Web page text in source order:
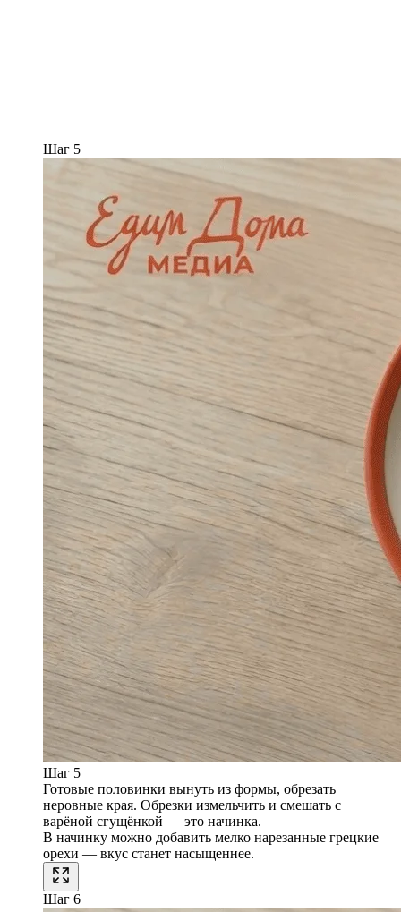
Шаг 5
Шаг 5
Готовые половинки вынуть из формы, обрезать
неровные края. Обрезки измельчить и смешать с
варёной сгущёнкой — это начинка.
В начинку можно добавить мелко нарезанные грецкие
орехи — вкус станет насыщеннее.
Шаг 6